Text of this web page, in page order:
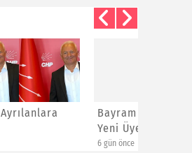
Kapı Kapı Dolaşıp